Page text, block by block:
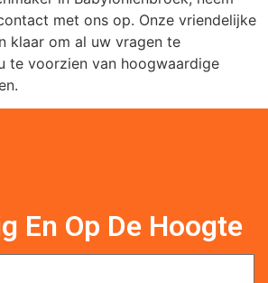
met ons op. Onze vriendelijke
klaar om al uw vragen te
te voorzien van hoogwaardige
En Op De Hoogte